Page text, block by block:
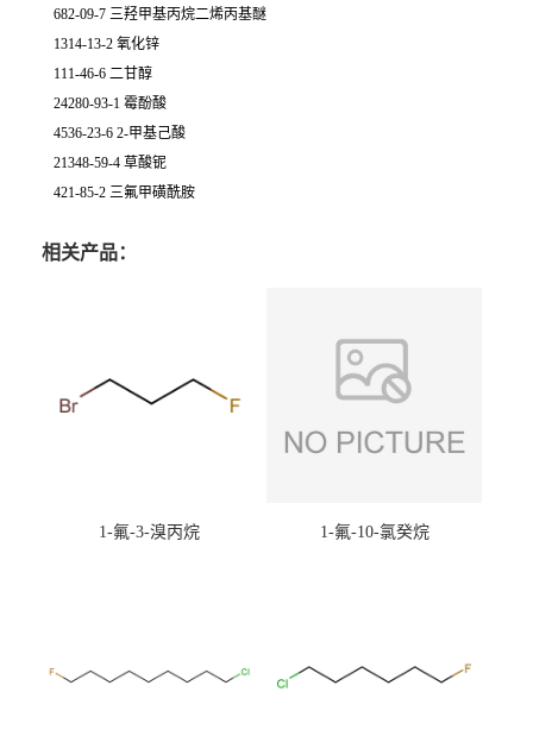
682-09-7 三羟甲基丙烷二烯丙基醚
1314-13-2 氧化锌
111-46-6 二甘醇
24280-93-1 霉酚酸
4536-23-6 2-甲基己酸
21348-59-4 草酸铌
421-85-2 三氟甲磺酰胺
相关产品：
1-氟-3-溴丙烷 1-氟-10-氯癸烷